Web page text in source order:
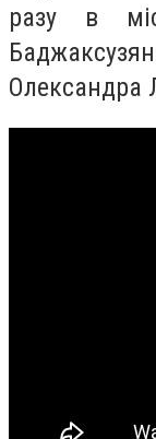
разу в
Олександра